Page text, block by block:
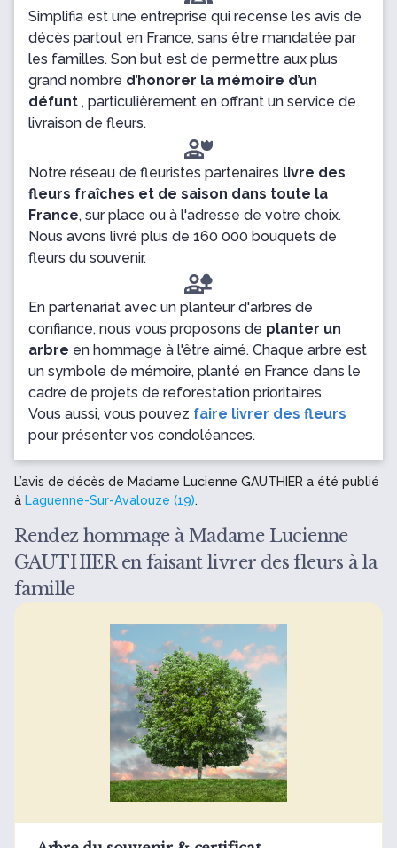
Simplifia est une entreprise qui recense les avis de
décès partout en France, sans être mandatée par
les familles. Son but est de permettre aux plus
grand nombre d’honorer la mémoire d’un
défunt , particulièrement en offrant un service de
livraison de fleurs.
Notre réseau de fleuristes partenaires livre des
fleurs fraîches et de saison dans toute la
France, sur place ou à l'adresse de votre choix.
Nous avons livré plus de 160 000 bouquets de
fleurs du souvenir.
En partenariat avec un planteur d'arbres de
confiance, nous vous proposons de planter un
arbre en hommage à l'être aimé. Chaque arbre est
un symbole de mémoire, planté en France dans le
cadre de projets de reforestation prioritaires.
Vous aussi, vous pouvez faire livrer des fleurs
pour présenter vos condoléances.
L’avis de décès de Madame Lucienne GAUTHIER a été publié
à Laguenne-Sur-Avalouze (19).
Rendez hommage à Madame Lucienne
GAUTHIER en faisant livrer des fleurs à la
famille